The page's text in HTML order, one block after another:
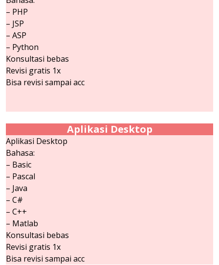
– PHP
– JSP
– ASP
– Python
Konsultasi bebas
Revisi gratis 1x
Bisa revisi sampai acc
Aplikasi Desktop
Aplikasi Desktop
Bahasa:
– Basic
– Pascal
– Java
– C#
– C++
– Matlab
Konsultasi bebas
Revisi gratis 1x
Bisa revisi sampai acc